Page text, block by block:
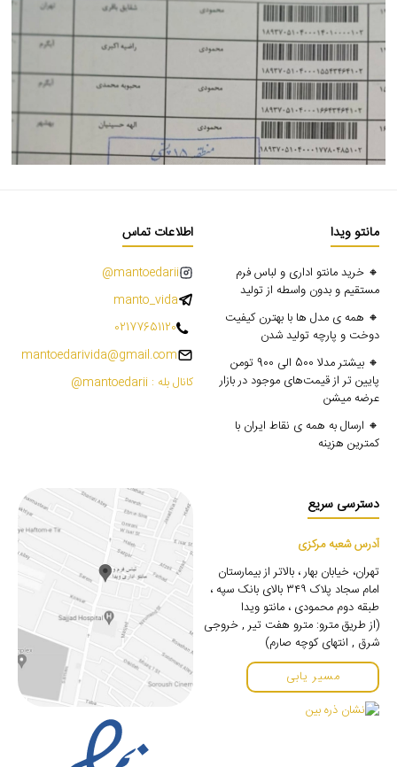
مانتو ویدا
🔸 خرید مانتو اداری و لباس فرم
مستقیم و بدون واسطه از تولید
🔸 همه ی مدل ها با بهترن کیفیت
دوخت و پارچه تولید شدن
🔸 بیشتر مدلا 500 الی 900 تومن
پایین تر از قیمت‌های موجود در بازار
عرضه میشن
🔸 ارسال به همه ی نقاط ایران با
کمترین هزینه
اطلاعات تماس
mantoedarii@
manto_vida
02177651120
mantoedarivida@gmail.com
کانال بله : mantoedarii@
دسترسی سریع
آدرس شعبه مرکزی
تهران، خیابان بهار ، بالاتر از بیمارستان
امام سجاد پلاک ۳۴۹ بالای بانک سپه ،
طبقه دوم محمودی ، مانتو ویدا
(از طریق مترو: مترو هفت تیر , خروجی
شرق , انتهای کوچه صارم)
مسیر یابی